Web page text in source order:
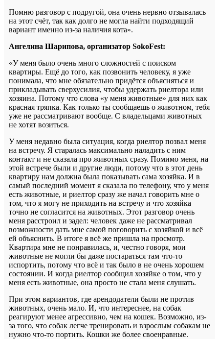
Помню разговор с подругой, она очень нервно отзывалась
на этот счёт, так как долго не могла найти подходящий
вариант именно из-за наличия кота».
Ангелина Шарипова, организатор SokoFest:
«У меня было очень много сложностей с поиском
квартиры. Ещё до того, как позвонить человеку, я уже
понимала, что мне обязательно придётся объясняться и
прикладывать сверхусилия, чтобы удержать риелтора или
хозяина. Потому что слова «у меня животные» для них как
красная тряпка. Как только ты сообщаешь о животном, тебя
уже не рассматривают вообще. С владельцами животных
не хотят возиться.
У меня недавно была ситуация, когда риелтор позвал меня
на встречу. Я старалась максимально наладить с ним
контакт и не сказала про животных сразу. Помимо меня, на
этой встрече были и другие люди, потому что в этот день
квартиру нам должна была показывать сама хозяйка. И в
самый последний момент я сказала по телефону, что у меня
есть животные, и риелтор сразу же начал говорить мне о
том, что я могу не приходить на встречу и что хозяйка
точно не согласится на животных. Этот разговор очень
меня расстроил и задел: человек даже не рассматривал
возможности дать мне самой поговорить с хозяйкой и всё
ей объяснить. В итоге я всё же пришла на просмотр.
Квартира мне не понравилась, и, честно говоря, мои
животные не могли бы даже постараться там что-то
испортить, потому что всё и так было в не очень хорошем
состоянии. И когда риелтор сообщил хозяйке о том, что у
меня есть животные, она просто не стала меня слушать.
При этом вариантов, где арендодатели были не против
животных, очень мало. И, что интереснее, на собак
реагируют менее агрессивно, чем на кошек. Возможно, из-
за того, что собак легче тренировать и взрослым собакам не
нужно что-то портить. Кошки же более своенравные.